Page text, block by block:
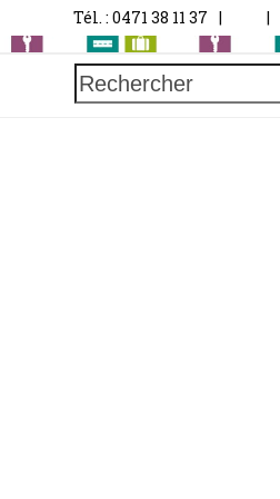
Tél. : 0471 38 11 37 | |
Rechercher